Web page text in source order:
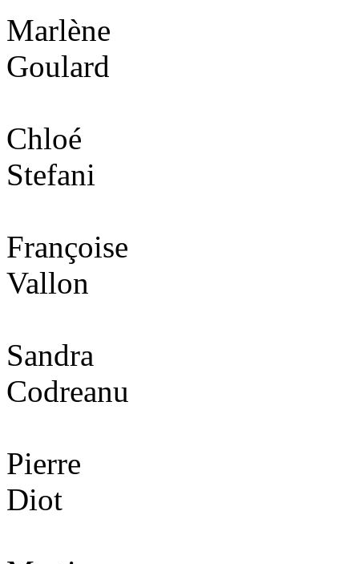
Marlène
Goulard
Chloé
Stefani
Françoise
Vallon
Sandra
Codreanu
Pierre
Diot